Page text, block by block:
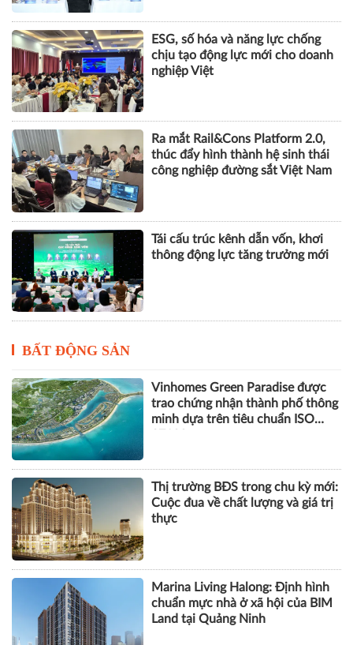
ESG, số hóa và năng lực chống
chịu tạo động lực mới cho doanh
nghiệp Việt
Ra mắt Rail&Cons Platform 2.0,
thúc đẩy hình thành hệ sinh thái
công nghiệp đường sắt Việt Nam
Tái cấu trúc kênh dẫn vốn, khơi
thông động lực tăng trưởng mới
BẤT ĐỘNG SẢN
Vinhomes Green Paradise được
trao chứng nhận thành phố thông
minh dựa trên tiêu chuẩn ISO
Thị trường BĐS trong chu kỳ mới:
Cuộc đua về chất lượng và giá trị
thực
Marina Living Halong: Định hình
chuẩn mực nhà ở xã hội của BIM
Land tại Quảng Ninh